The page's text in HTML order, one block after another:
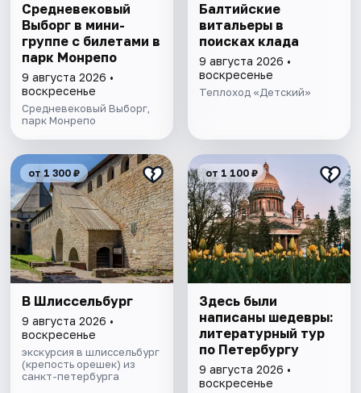
Cредневековый
Выборг в мини-
группе c билетами в
парк Монрепо
9 августа 2026 •
воскресенье
Средневековый Выборг,
парк Монрепо
Балтийские
витальеры в
поисках клада
9 августа 2026 •
воскресенье
Теплоход «Детский»
от 1 300 ₽
В Шлиссельбург
9 августа 2026 •
воскресенье
экскурсия в шлиссельбург
(крепость орешек) из
санкт-петербурга
от 1 100 ₽
Здесь были
написаны шедевры:
литературный тур
по Петербургу
9 августа 2026 •
воскресенье